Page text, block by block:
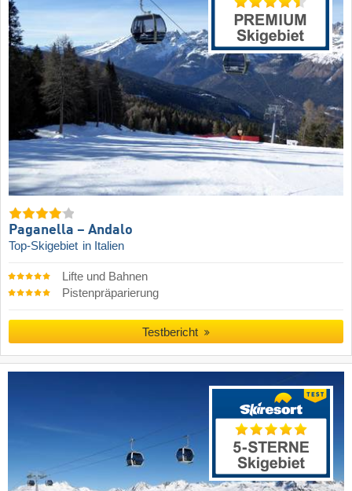
Paganella – Andalo
Top-Skigebiet in Italien
Lifte und Bahnen
Pistenpräparierung
Testbericht